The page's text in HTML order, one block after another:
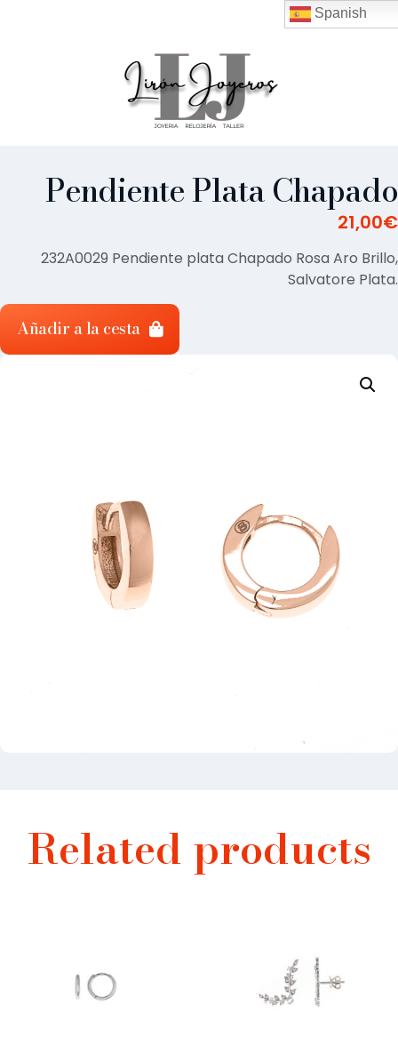
Pendiente Plata Chapado
21,00€
232A0029 Pendiente plata Chapado Rosa Aro Brillo,
Salvatore Plata.
Añadir a la cesta
Related products
Spanish